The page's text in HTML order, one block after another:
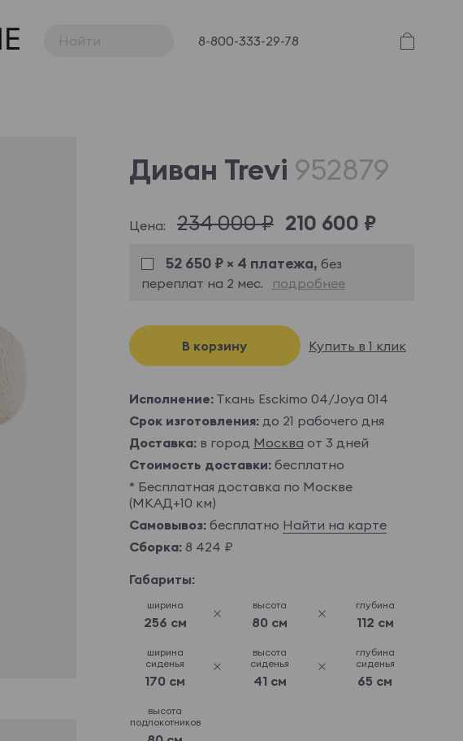
8-800-333-29-78
Диван Trevi 952879
Цена: 234 000 ₽ 210 600 ₽
52 650 ₽ × 4 платежа, без
переплат на 2 мес.
подробнее
В корзину Купить в 1 клик
Исполнение:Ткань Esckimo 04/Joya 014
Срок изготовления:до 21 рабочего дня
Доставка:в город Москва от 3 дней
Стоимость доставки: бесплатно
* Бесплатная доставка по Москве
(МКАД+10 км)
Самовывоз:бесплатно Найти на карте
Сборка:8 424 ₽
Габариты:
ширина
256 см
высота
80 см
глубина
112 см
ширина
сиденья
170 см
высота
сиденья
41 см
глубина
сиденья
65 см
высота
подлокотников